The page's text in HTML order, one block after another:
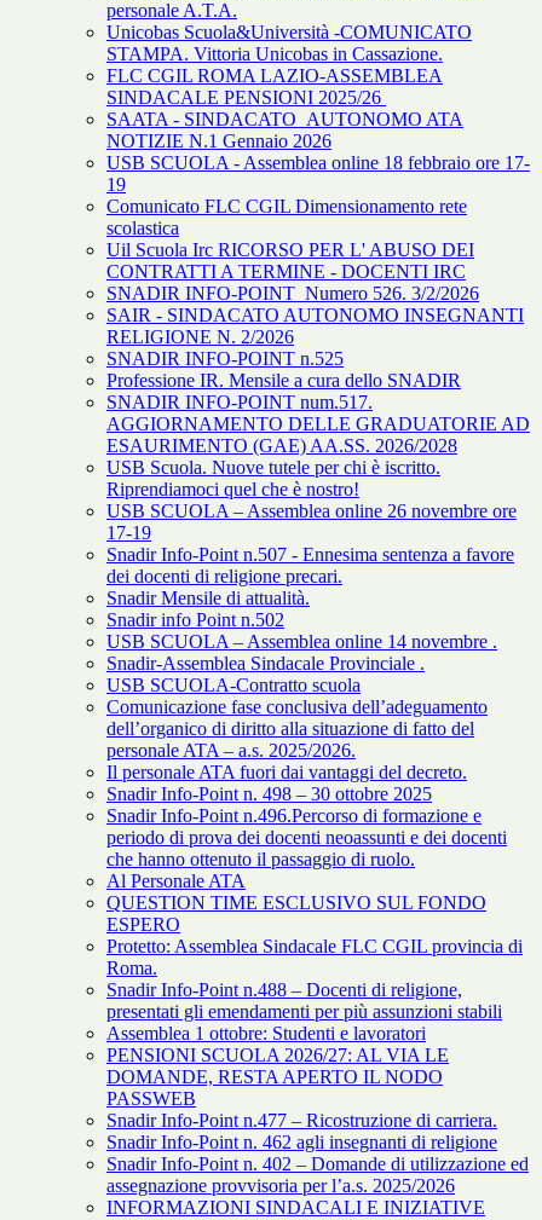
personale A.T.A.
Unicobas Scuola&Università -COMUNICATO
STAMPA. Vittoria Unicobas in Cassazione.
FLC CGIL ROMA LAZIO-ASSEMBLEA
SINDACALE PENSIONI 2025/26
SAATA - SINDACATO AUTONOMO ATA
NOTIZIE N.1 Gennaio 2026
USB SCUOLA - Assemblea online 18 febbraio ore 17-
19
Comunicato FLC CGIL Dimensionamento rete
scolastica
Uil Scuola Irc RICORSO PER L' ABUSO DEI
CONTRATTI A TERMINE - DOCENTI IRC
SNADIR INFO-POINT Numero 526. 3/2/2026
SAIR - SINDACATO AUTONOMO INSEGNANTI
RELIGIONE N. 2/2026
SNADIR INFO-POINT n.525
Professione IR. Mensile a cura dello SNADIR
SNADIR INFO-POINT num.517.
AGGIORNAMENTO DELLE GRADUATORIE AD
ESAURIMENTO (GAE) AA.SS. 2026/2028
USB Scuola. Nuove tutele per chi è iscritto.
Riprendiamoci quel che è nostro!
USB SCUOLA – Assemblea online 26 novembre ore
17-19
Snadir Info-Point n.507 - Ennesima sentenza a favore
dei docenti di religione precari.
Snadir Mensile di attualità.
Snadir info Point n.502
USB SCUOLA – Assemblea online 14 novembre .
Snadir-Assemblea Sindacale Provinciale .
USB SCUOLA-Contratto scuola
Comunicazione fase conclusiva dell’adeguamento
dell’organico di diritto alla situazione di fatto del
personale ATA – a.s. 2025/2026.
Il personale ATA fuori dai vantaggi del decreto.
Snadir Info-Point n. 498 – 30 ottobre 2025
Snadir Info-Point n.496.Percorso di formazione e
periodo di prova dei docenti neoassunti e dei docenti
che hanno ottenuto il passaggio di ruolo.
Al Personale ATA
QUESTION TIME ESCLUSIVO SUL FONDO
ESPERO
Protetto: Assemblea Sindacale FLC CGIL provincia di
Roma.
Snadir Info-Point n.488 – Docenti di religione,
presentati gli emendamenti per più assunzioni stabili
Assemblea 1 ottobre: Studenti e lavoratori
PENSIONI SCUOLA 2026/27: AL VIA LE
DOMANDE, RESTA APERTO IL NODO
PASSWEB
Snadir Info-Point n.477 – Ricostruzione di carriera.
Snadir Info-Point n. 462 agli insegnanti di religione
Snadir Info-Point n. 402 – Domande di utilizzazione ed
assegnazione provvisoria per l’a.s. 2025/2026
INFORMAZIONI SINDACALI E INIZIATIVE